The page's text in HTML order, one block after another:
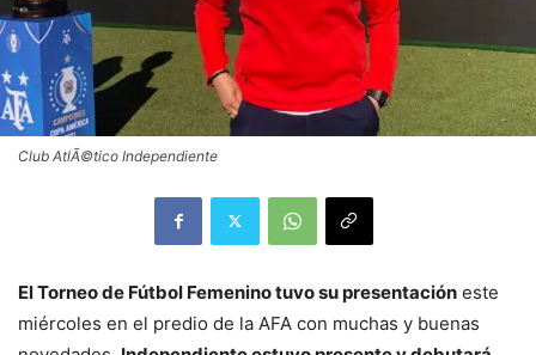
Club AtlÃ©tico Independiente
El Torneo de Fútbol Femenino tuvo su presentación este
miércoles en el predio de la AFA con muchas y buenas